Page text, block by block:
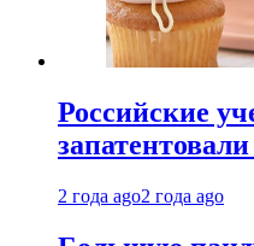
Российские
2 года ago2 года ago